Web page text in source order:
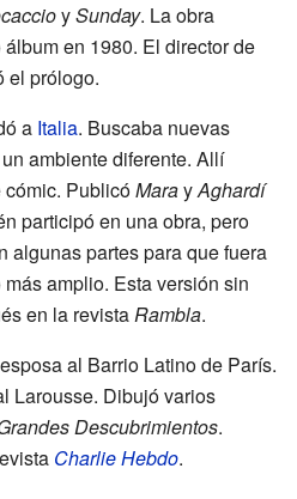
ySunday. La obra
en 1980. El director de
el prólogo.
a Italia. Buscaba nuevas
ambiente diferente. Allí
cómic. PublicóMarayAghardí
participó en una obra, pero
algunas partes para que fuera
amplio. Esta versión sin
en la revistaRambla.
al Barrio Latino de París.
Larousse. Dibujó varios
Descubrimientos.
Charlie Hebdo.